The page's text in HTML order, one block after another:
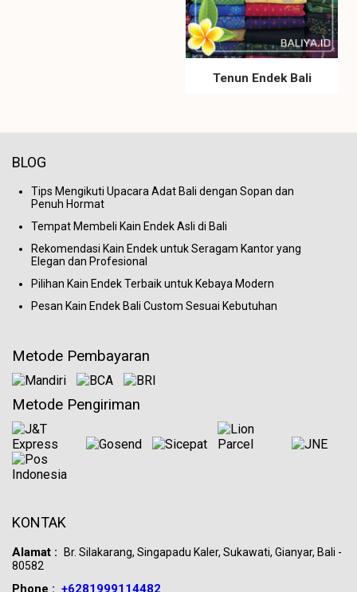
Tenun Endek Bali
BLOG
Tips Mengikuti Upacara Adat Bali dengan Sopan dan
Penuh Hormat
Tempat Membeli Kain Endek Asli di Bali
Rekomendasi Kain Endek untuk Seragam Kantor yang
Elegan dan Profesional
Pilihan Kain Endek Terbaik untuk Kebaya Modern
Pesan Kain Endek Bali Custom Sesuai Kebutuhan
Metode Pembayaran
Metode Pengiriman
KONTAK
Alamat :
Br. Silakarang, Singapadu Kaler, Sukawati, Gianyar, Bali -
80582
Phone : +6281999114482